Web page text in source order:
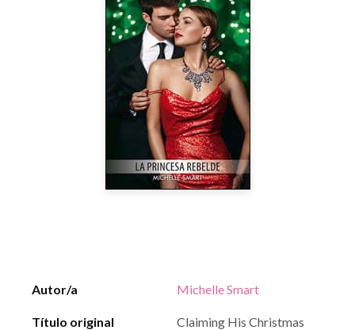
Autor/a Michelle Smart
Título original
Claiming His Christmas